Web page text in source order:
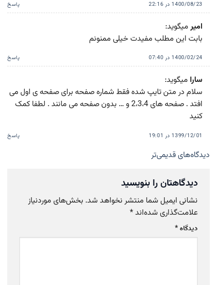
1400/08/23 در 22:16 پاسخ
امیر میگوید:
بابت این مطلب مفیدت خیلی ممنونم
1400/02/24 در 07:40 پاسخ
سارا میگوید:
سلام در متن تایپ شده فقط شماره صفحه برای صفحه ی اول می
افتد . صفحه های 2،3،4 و … بدون صفحه می مانند . لطفا کمک
کنید
1399/12/01 در 19:01 پاسخ
ناوبری
دیدگاه‌های قدیمی‌تر
دیدگاهتان را بنویسید
نشانی ایمیل شما منتشر نخواهد شد. بخش‌های موردنیاز
علامت‌گذاری شده‌اند*
دیدگاه*